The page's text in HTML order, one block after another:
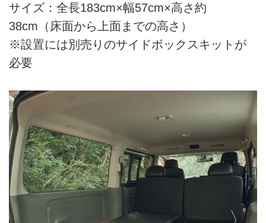
サイズ：全長183cm×幅57cm×高さ約
38cm（床面から上面までの高さ）
※設置には別売りのサイドボックスキットが
必要